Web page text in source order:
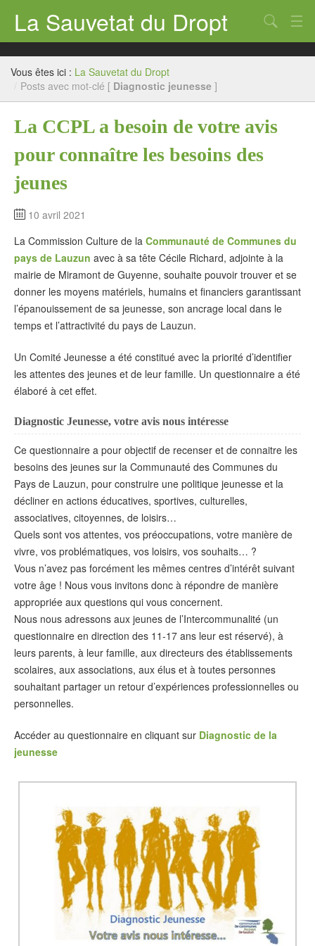
La Sauvetat du Dropt
Accueil
Mairie
Écoles
Contact
Chercher
Vous êtes ici : La Sauvetat du Dropt
/ Posts avec mot-clé [ Diagnostic jeunesse ]
La CCPL a besoin de votre avis
pour connaître les besoins des
jeunes
10 avril 2021
La Commission Culture de la Communauté de Communes du
pays de Lauzun avec à sa tête Cécile Richard, adjointe à la
mairie de Miramont de Guyenne, souhaite pouvoir trouver et se
donner les moyens matériels, humains et financiers garantissant
l’épanouissement de sa jeunesse, son ancrage local dans le
temps et l’attractivité du pays de Lauzun.
Un Comité Jeunesse a été constitué avec la priorité d’identifier
les attentes des jeunes et de leur famille. Un questionnaire a été
élaboré à cet effet.
Diagnostic Jeunesse, votre avis nous intéresse
Ce questionnaire a pour objectif de recenser et de connaitre les
besoins des jeunes sur la Communauté des Communes du
Pays de Lauzun, pour construire une politique jeunesse et la
décliner en actions éducatives, sportives, culturelles,
associatives, citoyennes, de loisirs…
Quels sont vos attentes, vos préoccupations, votre manière de
vivre, vos problématiques, vos loisirs, vos souhaits… ?
Vous n’avez pas forcément les mêmes centres d’intérêt suivant
votre âge ! Nous vous invitons donc à répondre de manière
appropriée aux questions qui vous concernent.
Nous nous adressons aux jeunes de l’Intercommunalité (un
questionnaire en direction des 11-17 ans leur est réservé), à
leurs parents, à leur famille, aux directeurs des établissements
scolaires, aux associations, aux élus et à toutes personnes
souhaitant partager un retour d’expériences professionnelles ou
personnelles.
Accéder au questionnaire en cliquant sur Diagnostic de la
jeunesse